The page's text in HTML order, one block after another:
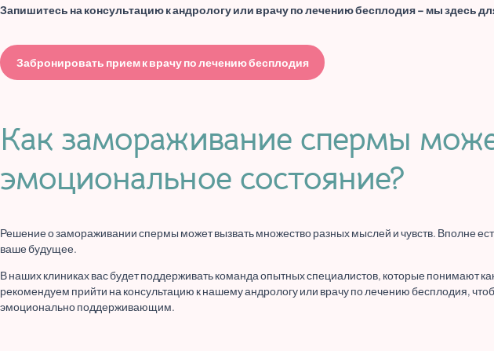
Запишитесь на консультацию к андрологу или врачу по лечению бесплодия – мы здесь
Забронировать прием к врачу по лечению бесплодия
Как замораживание спермы
эмоциональное состояние?
Решение о замораживании спермы может вызвать множество разных мыслей и чувств. Вполне
ваше будущее.
В наших клиниках вас будет поддерживать команда опытных специалистов, которые понимают
рекомендуем прийти на консультацию к нашему андрологу или врачу по лечению бесплодия,
эмоционально поддерживающим.